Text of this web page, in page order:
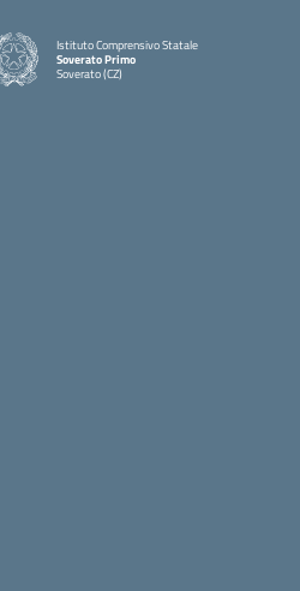
Istituto Comprensivo Statale
Soverato Primo
Soverato (CZ)